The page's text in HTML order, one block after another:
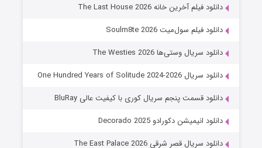
قسمت۲ (زیرنویس) منتشر شد
دانلود فیلم آخرین خانه The Last House 2026
دانلود فیلم سول‌میت Soulm8te 2026
دانلود سریال وستی‌ها The Westies 2026
دانلود سریال One Hundred Years of Solitude 2024-2026
دانلود قسمت پنجم سریال کوری با کیفیت عالی BluRay
دانلود انیمیشن دکورادو Decorado 2025
دانلود سریال قصر شرقی The East Palace 2026